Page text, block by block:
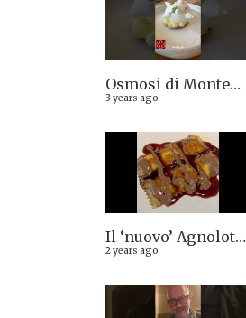
Osmosi di Montepulciano nuova stella Michelin. Avevamo visto lungo il 14.08.2023
3 years ago
Il ‘nuovo’ Agnolotto di Torino del Mago Rabin
2 years ago